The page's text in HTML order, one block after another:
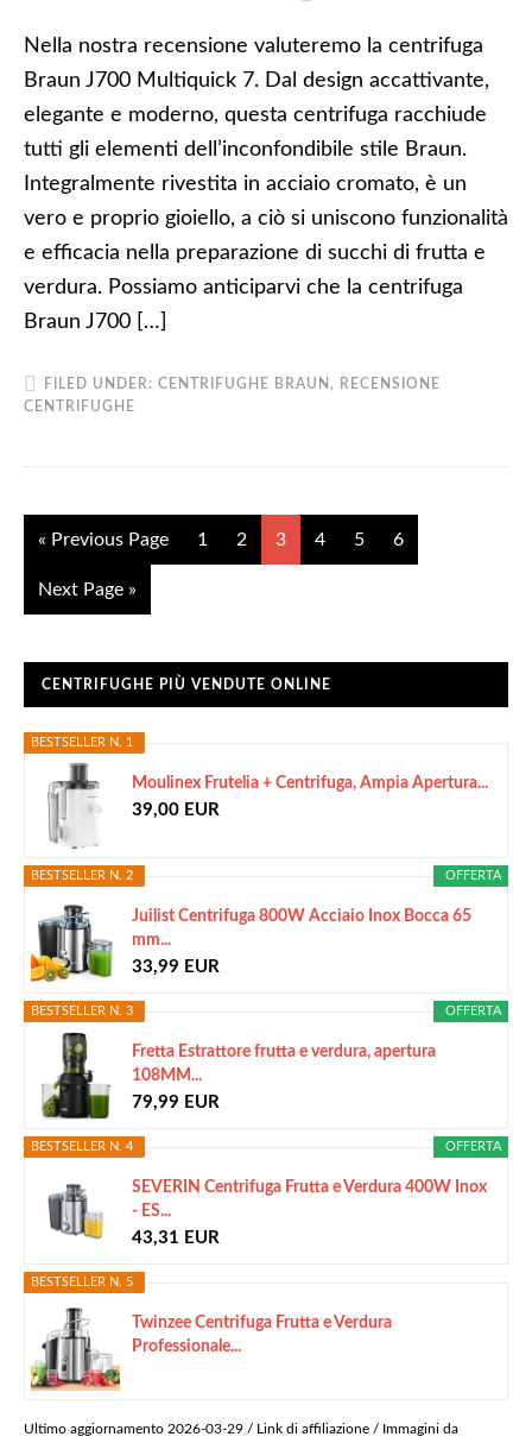
Nella nostra recensione valuteremo la centrifuga
Braun J700 Multiquick 7. Dal design accattivante,
elegante e moderno, questa centrifuga racchiude
tutti gli elementi dell’inconfondibile stile Braun.
Integralmente rivestita in acciaio cromato, è un
vero e proprio gioiello, a ciò si uniscono funzionalità
e efficacia nella preparazione di succhi di frutta e
verdura. Possiamo anticiparvi che la centrifuga
Braun J700 […]
FILED UNDER: CENTRIFUGHE BRAUN ,
RECENSIONE
CENTRIFUGHE
« Previous Page 1 2 3 4 5 6
Next Page »
CENTRIFUGHE PIÙ VENDUTE ONLINE
BESTSELLER N. 1
Moulinex Frutelia + Centrifuga, Ampia Apertura...
39,00 EUR
OFFERTA
BESTSELLER N. 2
Juilist Centrifuga 800W Acciaio Inox Bocca 65
mm...
33,99 EUR
OFFERTA
BESTSELLER N. 3
Fretta Estrattore frutta e verdura, apertura
108MM...
79,99 EUR
OFFERTA
BESTSELLER N. 4
SEVERIN Centrifuga Frutta e Verdura 400W Inox
- ES...
43,31 EUR
BESTSELLER N. 5
Twinzee Centrifuga Frutta e Verdura
Professionale...
Ultimo aggiornamento 2026-03-29 / Link di affiliazione / Immagini da